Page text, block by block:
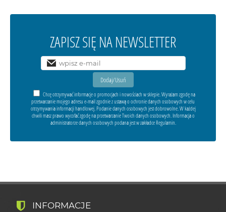
ZAPISZ SIĘ NA NEWSLETTER
Chcę otrzymywać informacje o promocjach i nowościach w sklepie. Wyrażam zgodę na
przetwarzanie mojego adresu e-mail zgodnie z ustawą o ochronie danych osobowych w celu
otrzymywania informacji handlowej. Podanie danych osobowych jest dobrowolne. W każdej
chwili masz prawo wycofać zgodę na przetwarzanie Twoich danych osobowych. Informacja o
administratorze danych osobowych podana jest w zakładce Regulamin.
INFORMACJE